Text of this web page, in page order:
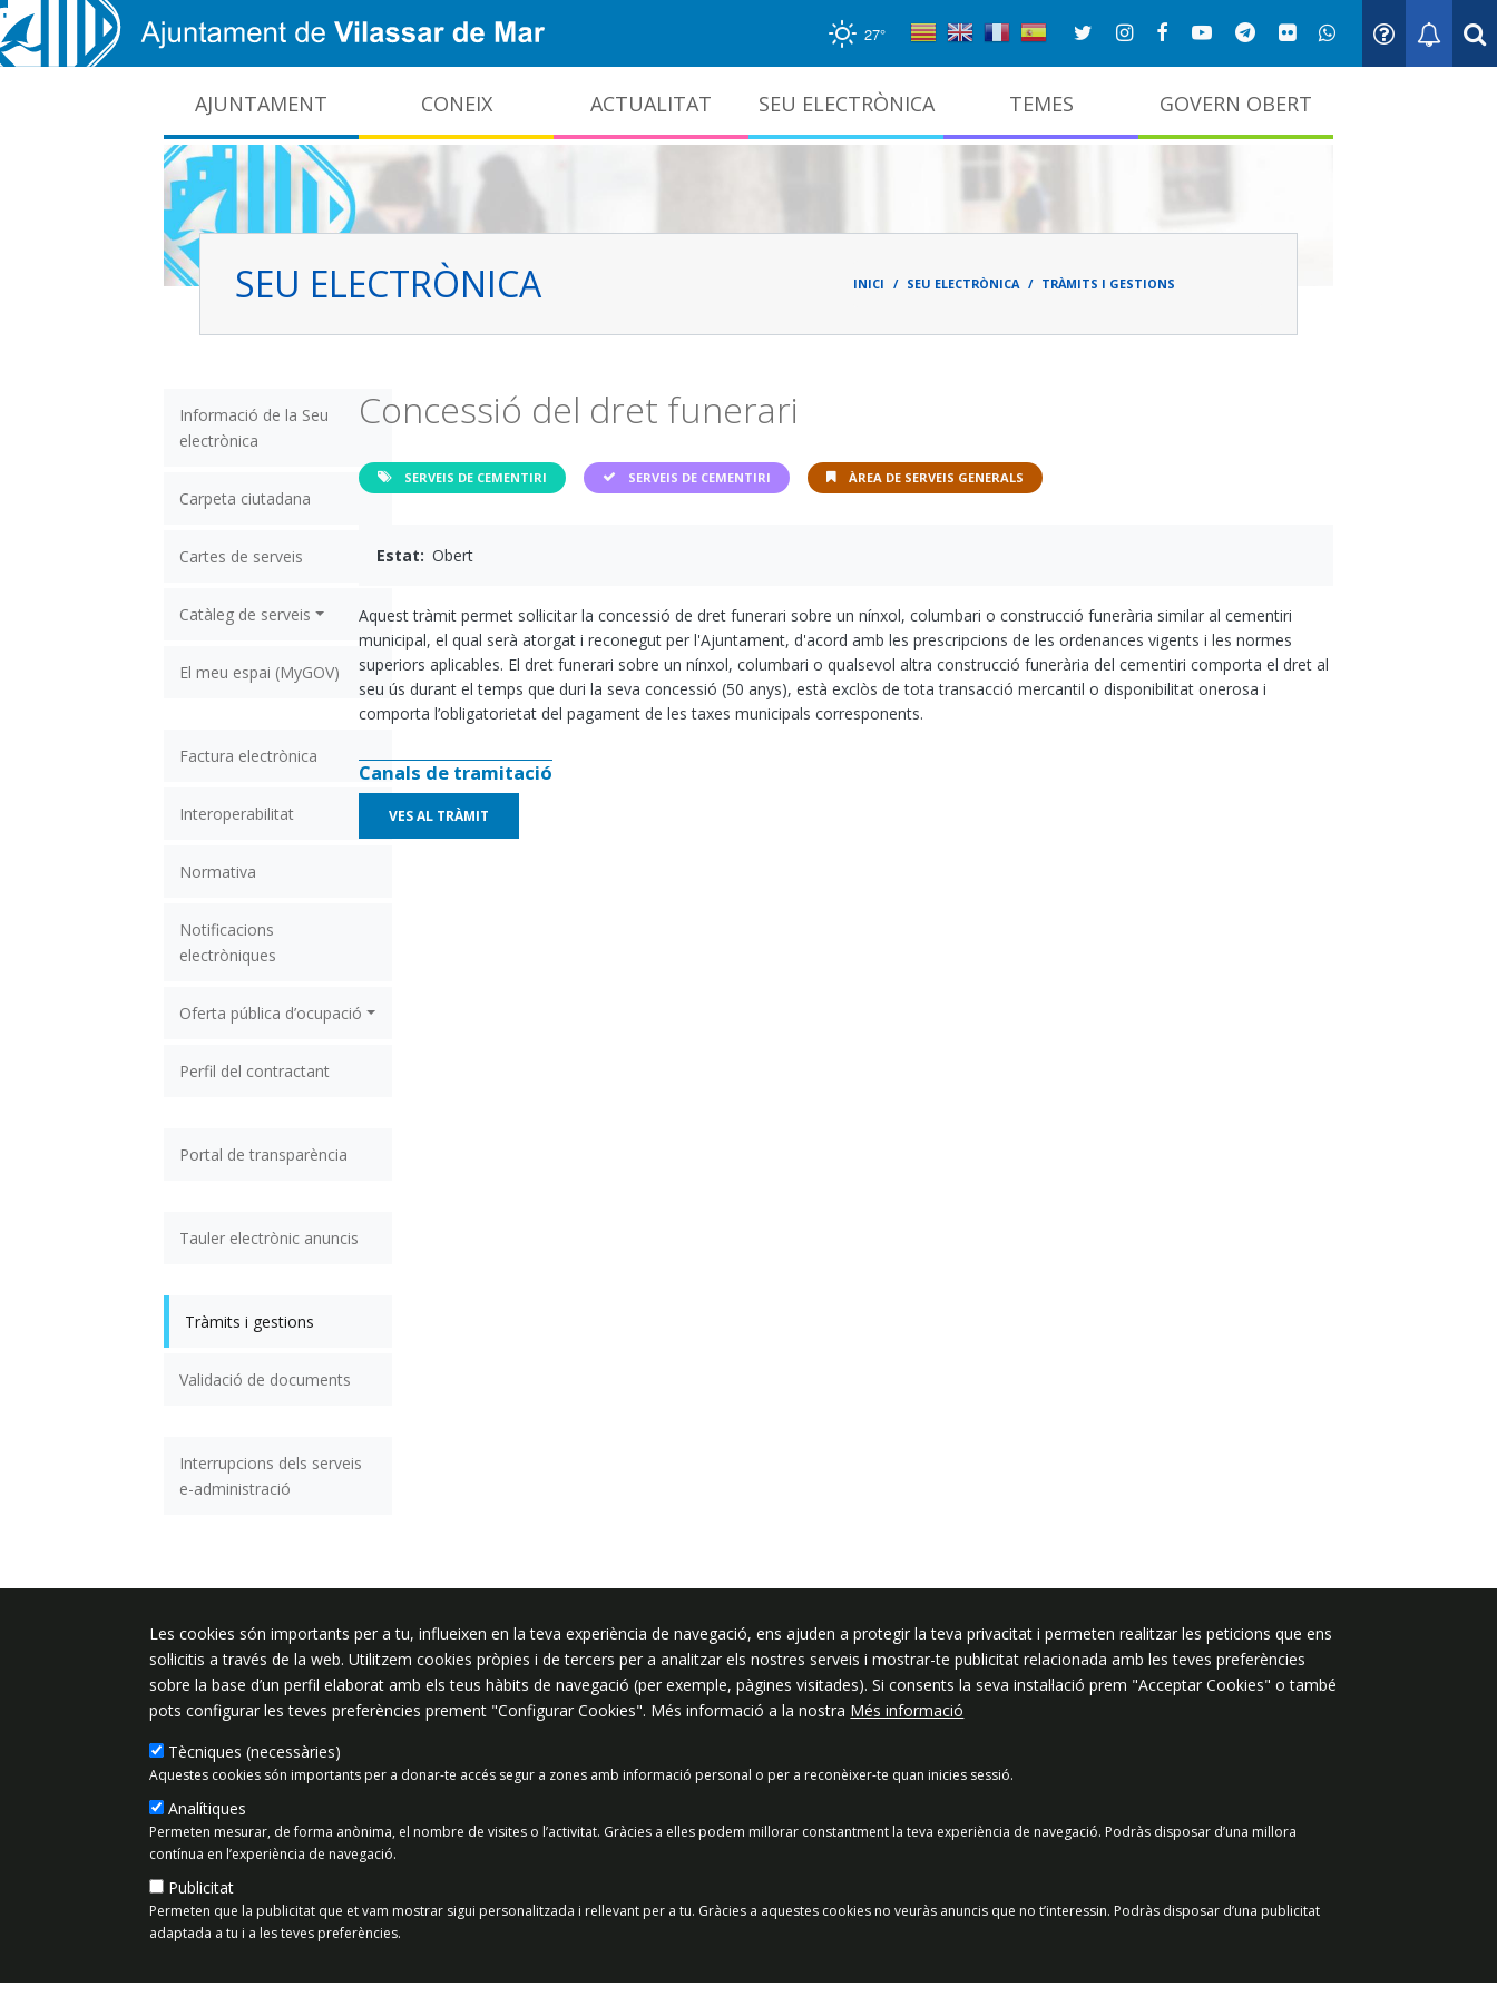
Vés al contingut
27°
AJUNTAMENT CONEIX ACTUALITAT SEU ELECTRÒNICA TEMES GOVERN OBERT
SEU ELECTRÒNICA Fild'ariadna
INICI SEU ELECTRÒNICA TRÀMITS I GESTIONS
Informació de la Seu
electrònica
Carpeta ciutadana
Cartes de serveis
Catàleg de serveis
El meu espai (MyGOV)
Factura electrònica
Interoperabilitat
Normativa
Notificacions
electròniques
Oferta pública d’ocupació
Perfil del contractant
Portal de transparència
Tauler electrònic anuncis
Tràmits i gestions
Validació de documents
Interrupcions dels serveis
e-administració
Concessió del dret funerari
SERVEIS DE CEMENTIRI SERVEIS DE CEMENTIRI ÀREA DE SERVEIS GENERALS
Estat Obert
Aquest tràmit permet sol·licitar la concessió de dret funerari sobre un nínxol, columbari o construcció funerària similar al cementiri
municipal, el qual serà atorgat i reconegut per l'Ajuntament, d'acord amb les prescripcions de les ordenances vigents i les normes
superiors aplicables. El dret funerari sobre un nínxol, columbari o qualsevol altra construcció funerària del cementiri comporta el dret al
seu ús durant el temps que duri la seva concessió (50 anys), està exclòs de tota transacció mercantil o disponibilitat onerosa i
comporta l’obligatorietat del pagament de les taxes municipals corresponents.
Canals de tramitació
VES AL TRÀMIT
Plaça de l'Ajuntament 6, 08340 Vilassar
de Mar
937 542 400
Segueix-nos a:
Preguntes freqüents
Les cookies són importants per a tu, influeixen en la teva experiència de navegació, ens ajuden a protegir la teva privacitat i permeten realitzar les peticions que ens
sol·licitis a través de la web. Utilitzem cookies pròpies i de tercers per a analitzar els nostres serveis i mostrar-te publicitat relacionada amb les teves preferències
sobre la base d’un perfil elaborat amb els teus hàbits de navegació (per exemple, pàgines visitades). Si consents la seva instal·lació prem "Acceptar Cookies" o també
pots configurar les teves preferències prement "Configurar Cookies". Més informació a la nostra Més informació
Tècniques (necessàries)
Aquestes cookies són importants per a donar-te accés segur a zones amb informació personal o per a reconèixer-te quan inicies sessió.
Analítiques
Permeten mesurar, de forma anònima, el nombre de visites o l’activitat. Gràcies a elles podem millorar constantment la teva experiència de navegació. Podràs disposar d’una millora
contínua en l’experiència de navegació.
Publicitat
Permeten que la publicitat que et vam mostrar sigui personalitzada i rellevant per a tu. Gràcies a aquestes cookies no veuràs anuncis que no t’interessin. Podràs disposar d’una publicitat
adaptada a tu i a les teves preferències.
Acceptar Cookies